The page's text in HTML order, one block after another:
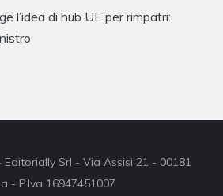
l’idea di hub UE per rimpatri:
Srl - Via Assisi 21 - 00181
- P.Iva 16947451007